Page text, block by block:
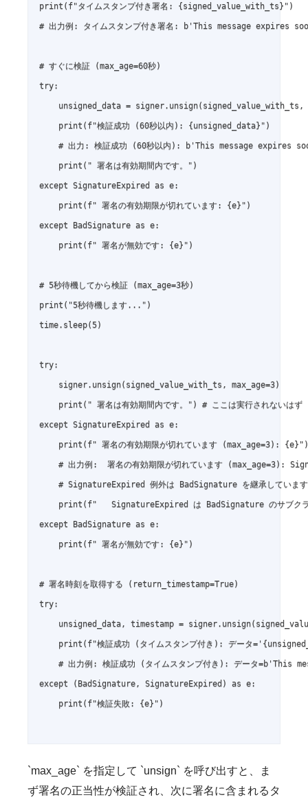
print(f"タイムスタンプ付き署名: {signed_value_with_ts}")
# 出力例: タイムスタンプ付き署名: b'This message expires
# すぐに検証 (max_age=60秒)
try:
unsigned_data = signer.unsign(signed_value_with_ts,
    print(f"検証成功 (60秒以内): {unsigned_data}")
# 出力: 検証成功 (60秒以内): b'This message expires
    print(" 署名は有効期間内です。")
except SignatureExpired as e:
    print(f" 署名の有効期限が切れています: {e}")
except BadSignature as e:
    print(f" 署名が無効です: {e}")
# 5秒待機してから検証 (max_age=3秒)
print("5秒待機します...")
time.sleep(5)
try:
    signer.unsign(signed_value_with_ts, max_age=3)
    print(" 署名は有効期間内です。") # ここは実行されないはず
except SignatureExpired as e:
    print(f" 署名の有効期限が切れています (max_age=3): {e}")
# 出力例:  署名の有効期限が切れています (max_age=3):
    # SignatureExpired 例外は BadSignature を継承しています
print(f"   SignatureExpired は BadSignature のサブ
except BadSignature as e:
    print(f" 署名が無効です: {e}")
# 署名時刻を取得する (return_timestamp=True)
try:
unsigned_data, timestamp =
print(f"検証成功 (タイムスタンプ付き): データ
# 出力例: 検証成功 (タイムスタンプ付き): データ
except (BadSignature, SignatureExpired) as e:
    print(f"検証失敗: {e}")
`max_age` を指定して `unsign` を呼び出すと、ま
ず署名の正当性が検証され、次に署名に含まれるタ